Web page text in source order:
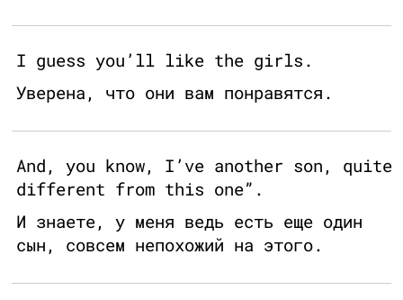
I guess you’ll like the girls.
Уверена, что они вам понравятся.
And, you know, I’ve another son, quite
different from this one”.
И знаете, у меня ведь есть еще один
сын, совсем непохожий на этого.